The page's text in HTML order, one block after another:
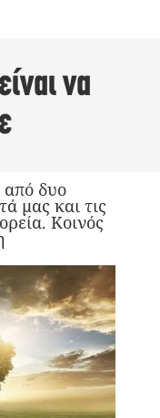
να
από δυο
μας και τις
Κοινός